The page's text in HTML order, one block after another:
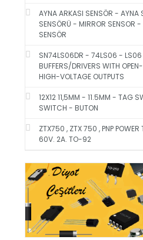
AYNA ARKASI SENSÖR -
SENSÖRÜ - MIRROR SENSOR -
SENSÖR
SN74LS06DR - 74LS06 - LS06
BUFFERS/DRIVERS WITH
HIGH-VOLTAGE OUTPUTS
12X12 11,5MM - 11.5MM - TAG
SWITCH - BUTON
ZTX750 , ZTX 750 , PNP POWER
60V. 2A. TO-92